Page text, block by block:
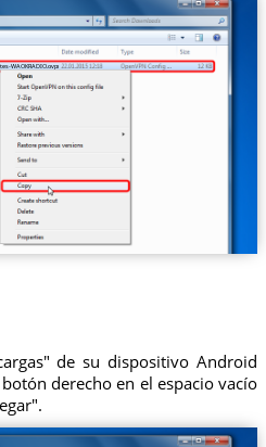
WAOKRADIO.ovpn
de su dispositivo Android
derecho en el espacio vacío